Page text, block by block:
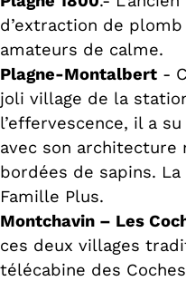
d’extraction de
amateurs de calme.
Plagne-Montalbert -
joli village de la
l’effervescence, il a
avec son architecture
bordées de sapins.
Famille Plus.
Montchavin – Les
ces deux villages
télécabine des